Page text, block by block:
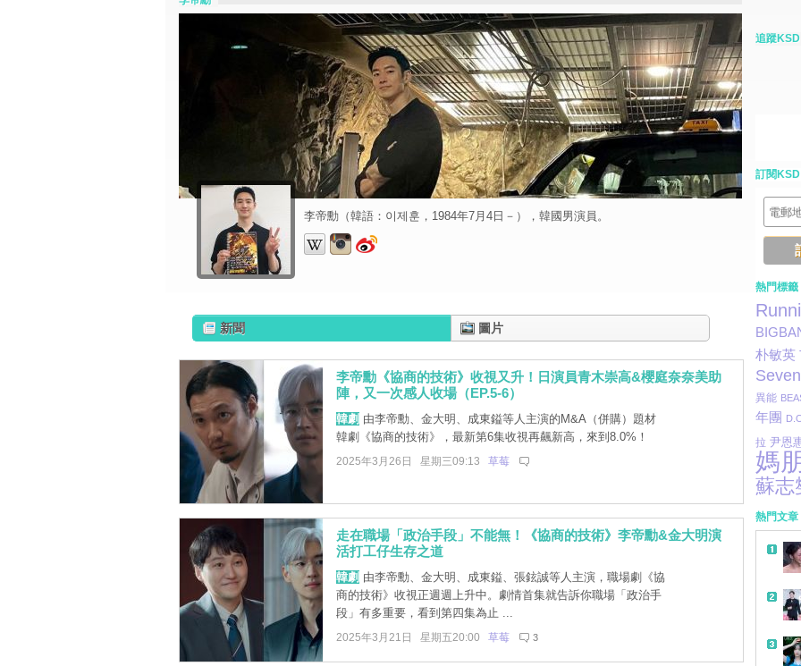
李帝勳（韓語：이제훈，1984年7月4日－），韓國男演員。
新聞 圖片
李帝勳《協商的技術》收視又升！日演員青木崇高&櫻庭奈奈美助
陣，又一次感人收場（EP.5-6）
韓劇 由李帝勳、金大明、成東鎰等人主演的M&A（併購）題材
韓劇《協商的技術》，最新第6集收視再飆新高，來到8.0%！
2025年3月26日 星期三09:13 草莓
走在職場「政治手段」不能無！《協商的技術》李帝勳&金大明演
活打工仔生存之道
韓劇 由李帝勳、金大明、成東鎰、張鉉誠等人主演，職場劇《協
商的技術》收視正週週上升中。劇情首集就告訴你職場「政治手
段」有多重要，看到第四集為止 ...
2025年3月21日 星期五20:00 草莓 3
追蹤KSD
訂閱KSD
熱門標籤
朴敏英
異能
年團
拉 尹恩
媽
蘇志
熱門文章